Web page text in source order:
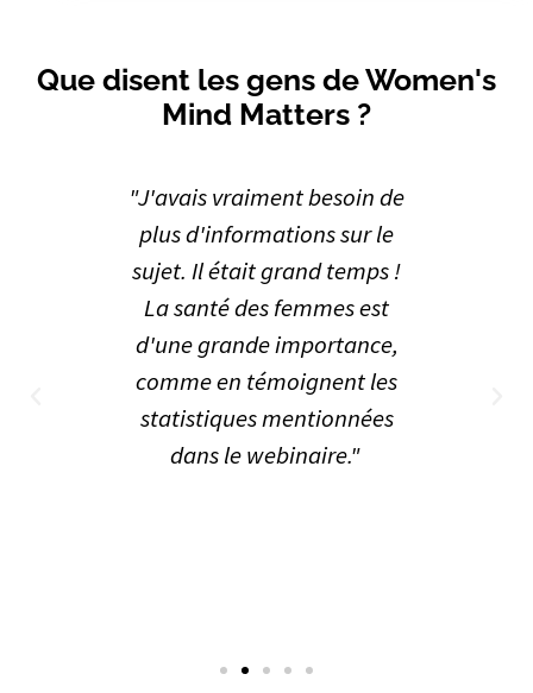
Que disent les gens de Women's
Mind Matters ?
"J'avais vraiment besoin de
plus d'informations sur le
sujet. Il était grand temps !
La santé des femmes est
d'une grande importance,
comme en témoignent les
statistiques mentionnées
dans le webinaire."